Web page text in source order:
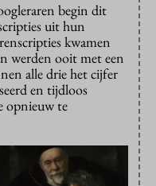
begin dit
uit hun
kwamen
werden ooit met een
alle drie het cijfer
en tijdloos
opnieuw te